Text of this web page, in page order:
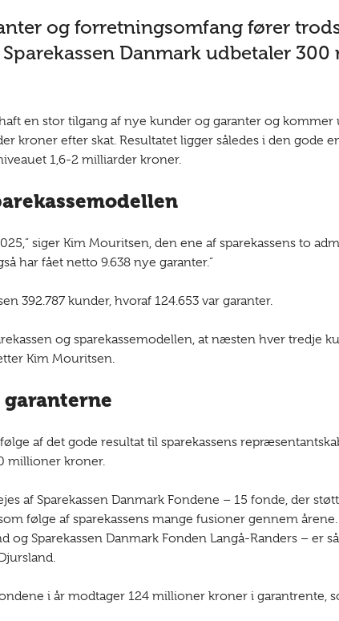
og forretningsomfang fører
Danmark udbetaler
en stor tilgang af nye kunder og garanter og kommer
kroner efter skat. Resultatet ligger således i den gode
1,6-2 milliarder kroner.
siger Kim Mouritsen, den ene af sparekassens to
har fået netto 9.638 nye garanter.”
392.787 kunder, hvoraf 124.653 var garanter.
og sparekassemodellen, at næsten hver tredje
Kim Mouritsen.
af det gode resultat til sparekassens
millioner kroner.
af Sparekassen Danmark Fondene – 15 fonde, der
følge af sparekassens mange fusioner gennem
og Sparekassen Danmark Fonden Langå-Randers – er
i år modtager 124 millioner kroner i garantrente,